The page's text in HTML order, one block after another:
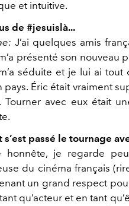
et intuitive.
de #jesuislà...
J’ai quelques amis
présenté son
m’a séduite et je lui ai
pays. Éric était vraiment
Tourner avec eux était
s’est passé le tournage
honnête, je regarde
du cinéma français
un grand respect
qu’acteur et en tant